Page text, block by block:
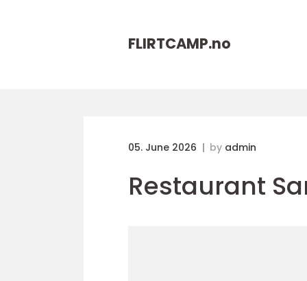
FLIRTCAMP.no
05. June 2026 by admin
Restaurant